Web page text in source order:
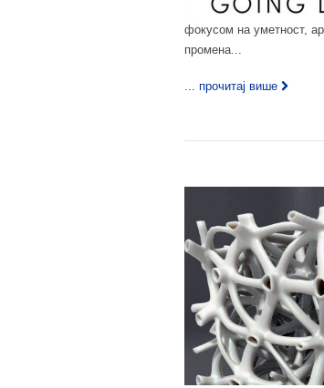
фокусом на уметност,
промена...
... прочитај више